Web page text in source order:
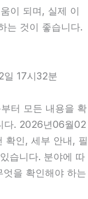
이 되며, 실제 이
는 것이 좋습니다.
17시32분
터 모든 내용을 확
다. 2026년06월02
확인, 세부 안내, 필
습니다. 분야에 따
을 확인해야 하는